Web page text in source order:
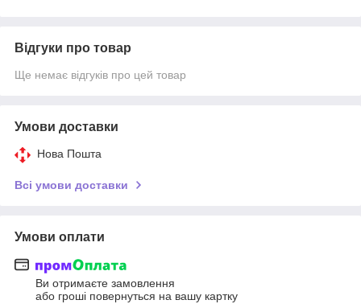
Відгуки про товар
Ще немає відгуків про цей товар
Умови доставки
Нова Пошта
Всі умови доставки
Умови оплати
Ви отримаєте замовлення
або гроші повернуться на вашу картку